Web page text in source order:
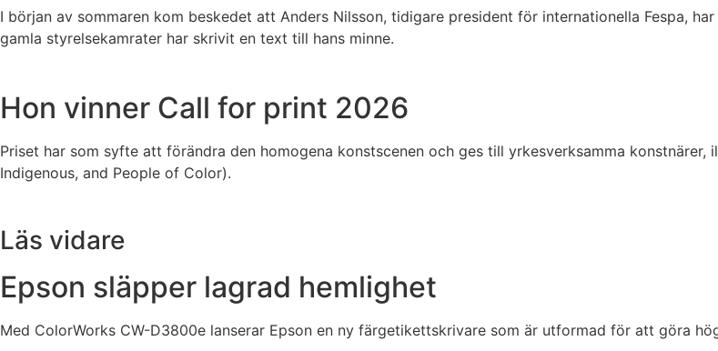
I början av sommaren kom beskedet att Anders Nilsson, tidigare president för internationella Fespa,
gamla styrelsekamrater har skrivit en text till hans minne.
Hon vinner Call for print 2026
Priset har som syfte att förändra den homogena konstscenen och ges till yrkesverksamma
Indigenous, and People of Color).
Läs vidare
Epson släpper lagrad hemlighet
Med ColorWorks CW-D3800e lanserar Epson en ny färgetikettskrivare som är utformad för att göra